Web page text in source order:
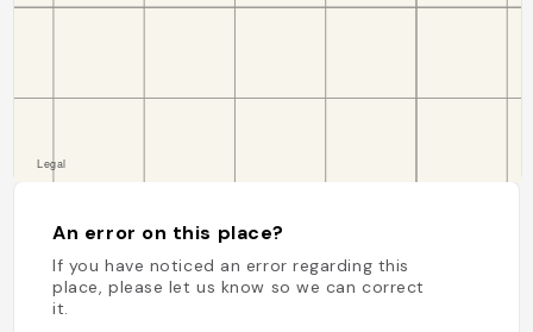
An error on this place?
If you have noticed an error regarding this
place, please let us know so we can correct
it.